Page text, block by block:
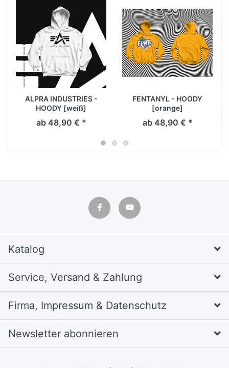
ALPRA INDUSTRIES -
HOODY [weiß]
ab 48,90 € *
FENTANYL - HOODY
[orange]
ab 48,90 € *
Katalog
Service, Versand & Zahlung
Firma, Impressum & Datenschutz
Newsletter abonnieren